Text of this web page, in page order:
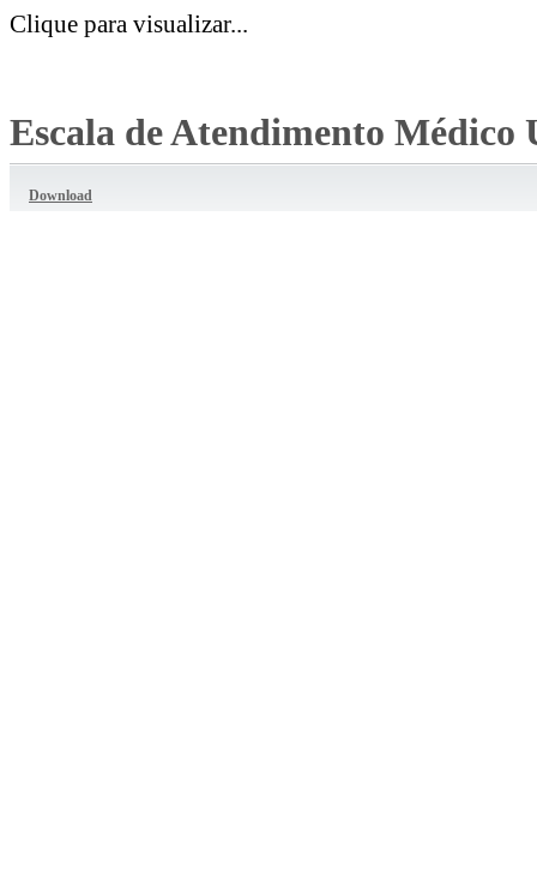
Clique para visualizar...
Escala de Atendimento Médico
Download